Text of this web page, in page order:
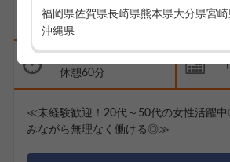
福岡県佐賀県長崎県熊本県大分県宮
沖縄県
時給1,400円
09:45～20:15
休憩60分
≪未経験歓迎！20代～50代の女性活躍
みながら無理なく働ける◎≫